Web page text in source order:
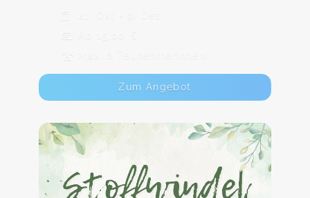
21. Okt - 9. Dez
Ab 15,00 €
Max. 8 TeilnehmerInnen
Zum Angebot